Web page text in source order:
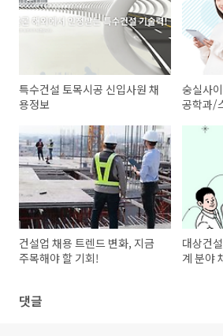
특수건설 토목시공 신입사원 채
용정보
숭실사
공학과/
모집(4
20점
건설업 채용 트렌드 변화, 지금
주목해야 할 기회!
대상건
계 분야
댓글